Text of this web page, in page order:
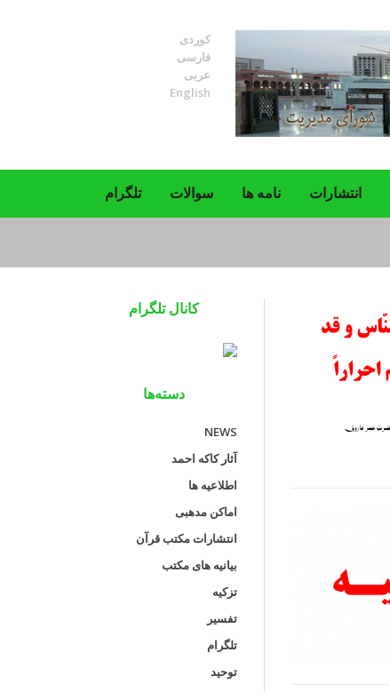
کوردی
فارسی
عربی
English
تلگرام سوالات نامه ها انتشارات
کانال تلگرام
دسته‌ها
NEWS
آثار کاکه احمد
اطلاعیه ها
اماکن مدهبی
انتشارات مکتب قرآن
بیانیه های مکتب
تزکیه
تفسیر
تلگرام
توحید